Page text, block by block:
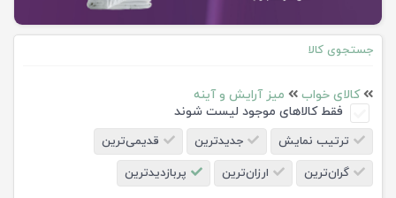
جستجوی کالا
کالای خواب
میز آرایش و آینه
فقط کالاهای موجود لیست شوند
ترتیب نمایش جدیدترین
قدیمی‌ترین
گران‌ترین
ارزان‌ترین پربازدیدترین